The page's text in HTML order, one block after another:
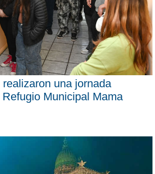
una jornada
Municipal Mama